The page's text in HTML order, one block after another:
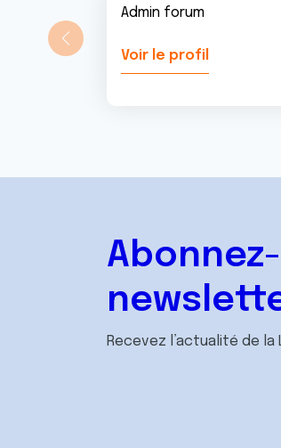
Admin forum
Voir le profil
Recevez l’actualité de la